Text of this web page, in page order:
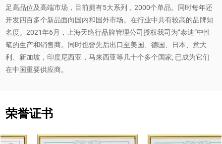
足高品位及高端市场，目前拥有5大系列，2000个单品。同时每年还
开发四百多个新品面向国内和国外市场。在行业中具有较高的品牌知
名度。2021年6月，上海天络行品牌管理公司授权我司为“泰迪”中性
笔的生产和销售商。同时也曾先后出口至美国、德国、日本、意大
利、新加坡，印度尼西亚，马来西亚等几十个多个国家, 已成为它们
在中国重要供应商。
荣誉证书